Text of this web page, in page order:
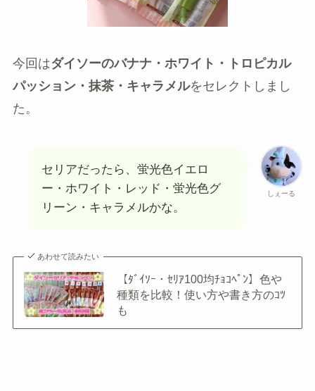
今回はダイソーのバナナ・ホワイト・トロピカル
パッション・抹茶・キャラメルをセレクトしまし
た。
しぇーる
セリアだったら、蛍光色イエロ
ー・ホワイト・レッド・蛍光色グ
リーン・キャラメルかな。
あわせて読みたい
【ﾀﾞｲｿｰ・ｾﾘｱ100均ﾁｮｺﾍﾟﾝ】色や
種類を比較！使い方や書き方のｺﾂ
も